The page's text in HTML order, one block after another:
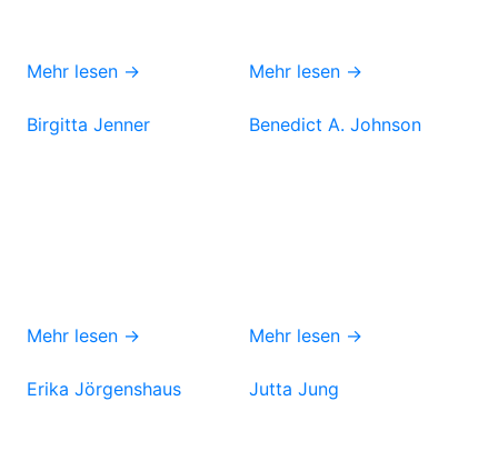
Mehr lesen → Mehr lesen →
Birgitta Jenner
Mehr lesen →
Benedict A. Johnson
Mehr lesen →
Erika Jörgenshaus Jutta Jung